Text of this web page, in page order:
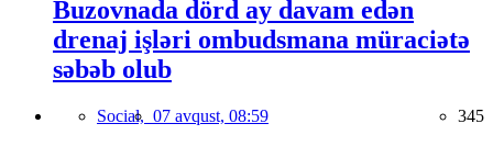
Buzovnada dörd ay davam edən
drenaj işləri ombudsmana müraciətə
səbəb olub
Social, 07 avqust, 08:59 345